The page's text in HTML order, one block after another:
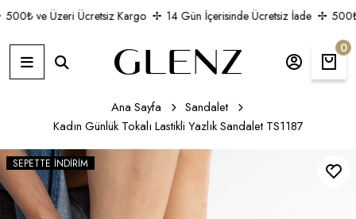
500₺ ve Üzeri Ücretsiz Kargo 14 Gün İçerisinde Ücretsiz İade
500₺
0
Ana Sayfa
Sandalet
Kadın Günlük Tokalı Lastikli Yazlık Sandalet TS1187
SEPETTE İNDIRIM